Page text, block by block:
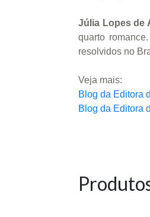
Júlia Lopes de
quarto
resolvidos no
Veja mais:
Blog da Editora
Blog da Editora